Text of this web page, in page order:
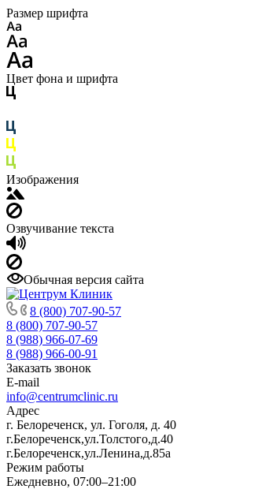
Размер шрифта
Цвет фона и шрифта
Изображения
Озвучивание текста
Обычная версия сайта
8 (800) 707-90-57
8 (800) 707-90-57
8 (988) 966-07-69
8 (988) 966-00-91
Заказать звонок
E-mail
info@centrumclinic.ru
Адрес
г. Белореченск, ул. Гоголя, д. 40
г.Белореченск,ул.Толстого,д.40
г.Белореченск,ул.Ленина,д.85а
Режим работы
Ежедневно, 07:00–21:00